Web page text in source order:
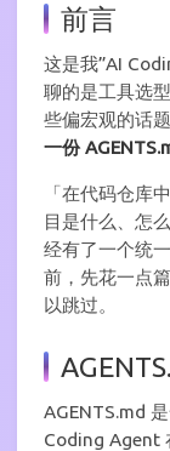
前言
这是我”AI
聊的是工具选
些偏宏观的话
一份
「在代码仓库
目是什么、怎
经有了一个统
前，先花一点
以跳过。
AGENTS.md
Coding Agent